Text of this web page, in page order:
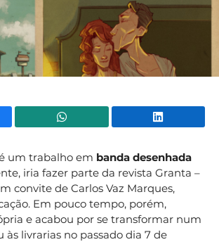
Facebook WhatsApp
um trabalho em banda desenhada
iria fazer parte da revista Granta –
convite de Carlos Vaz Marques,
Em pouco tempo, porém,
e acabou por se transformar num
às livrarias no passado dia 7 de